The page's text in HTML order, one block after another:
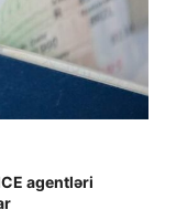
agentləri